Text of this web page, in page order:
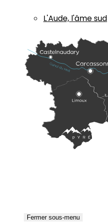
L'Aude, l'âme sud
Fermer sous-menu